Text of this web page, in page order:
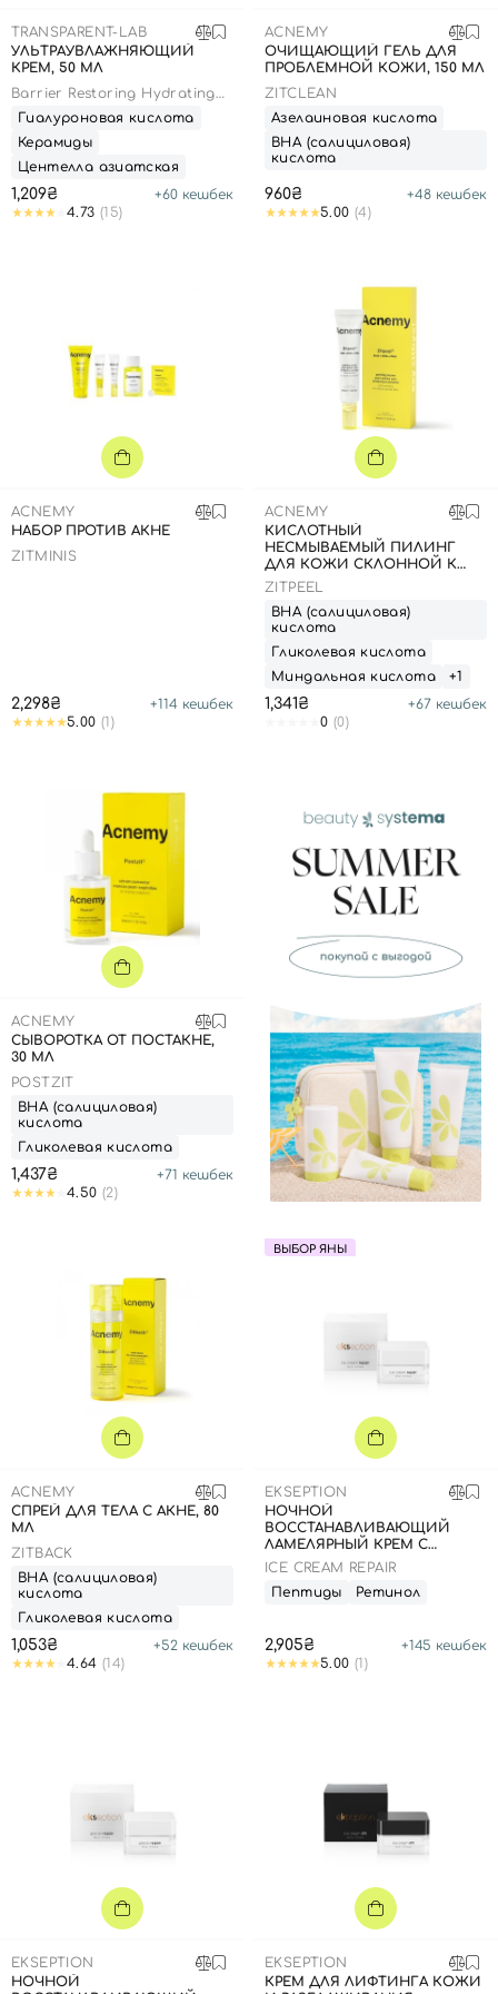
Кремы для тела с SPF
Миниатюры
Карбокситерапия
Бьюти Гаджеты
Автозагар
Наборы
Шея и декольте
Специальный уход
Для детей
Для мужчин
Дезодоранты
Интимный уход
Автозагар
TRANSPARENT-LAB
УЛЬТРАУВЛАЖНЯЮЩИЙ
КРЕМ, 50 МЛ
Barrier Restoring Hydrating
Cream
Гиалуроновая кислота
Керамиды
Центелла азиатская
1,209₴ +60 кешбек
4.73 (15)
ACNEMY
ОЧИЩАЮЩИЙ ГЕЛЬ ДЛЯ
ПРОБЛЕМНОЙ КОЖИ, 150 МЛ
ZITCLEAN
Азелаиновая кислота
ВНА (салициловая)
кислота
960₴ +48 кешбек
5.00 (4)
ACNEMY
НАБОР ПРОТИВ АКНЕ
ZITMINIS
2,298₴ +114 кешбек
5.00 (1)
ACNEMY
КИСЛОТНЫЙ
НЕСМЫВАЕМЫЙ ПИЛИНГ
ДЛЯ КОЖИ СКЛОННОЙ К
АКНЕ, 40 МЛ
ZITPEEL
ВНА (салициловая)
кислота
Гликолевая кислота
Миндальная кислота
+1
1,341₴ +67 кешбек
0 (0)
ACNEMY
СЫВОРОТКА ОТ ПОСТАКНЕ,
30 МЛ
POSTZIT
ВНА (салициловая)
кислота
Гликолевая кислота
1,437₴ +71 кешбек
4.50 (2)
ACNEMY
СПРЕЙ ДЛЯ ТЕЛА С АКНЕ, 80
МЛ
ZITBACK
ВНА (салициловая)
кислота
Гликолевая кислота
1,053₴ +52 кешбек
4.64 (14)
ВЫБОР ЯНЫ
EKSEPTION
НОЧНОЙ
ВОССТАНАВЛИВАЮЩИЙ
ЛАМЕЛЯРНЫЙ КРЕМ С
БИОПЛАЦЕНТОЙ, 50 МЛ
ICE CREAM REPAIR
Пептиды
Ретинол
2,905₴ +145 кешбек
5.00 (1)
EKSEPTION
НОЧНОЙ
EKSEPTION
КРЕМ ДЛЯ ЛИФТИНГА КОЖИ
Регистрация